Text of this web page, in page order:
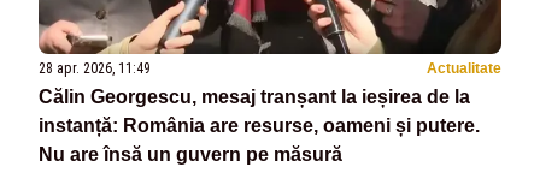
28 apr. 2026, 11:49 Actualitate
Călin Georgescu, mesaj tranșant la ieșirea de la
instanță: România are resurse, oameni și putere.
Nu are însă un guvern pe măsură